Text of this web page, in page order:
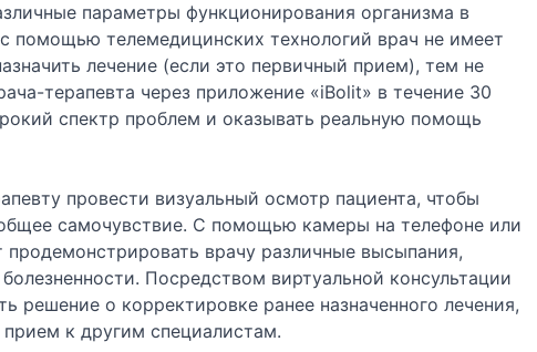
параметры функционирования организма в
помощью телемедицинских технологий врач не имеет
лечение (если это первичный прием), тем не
терапевта через приложение «iBolit» в течение 30
спектр проблем и оказывать реальную помощь
провести визуальный осмотр пациента, чтобы
самочувствие. С помощью камеры на телефоне или
врачу различные высыпания,
Посредством виртуальной консультации
решение о корректировке ранее назначенного лечения,
прием к другим специалистам.